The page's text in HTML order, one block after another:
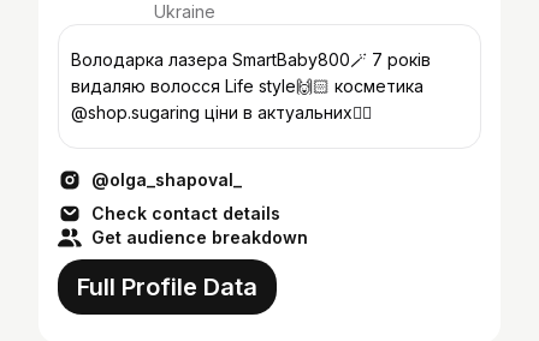
Ukraine
Володарка лазера SmartBaby800🪄 7 років
видаляю волосся Life style🙌🏻 косметика
@shop.sugaring ціни в актуальних👇🏻
@olga_shapoval_
Check contact details
Get audience breakdown
Full Profile Data